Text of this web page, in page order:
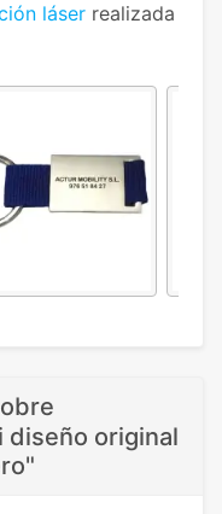
láser realizada
diseño original